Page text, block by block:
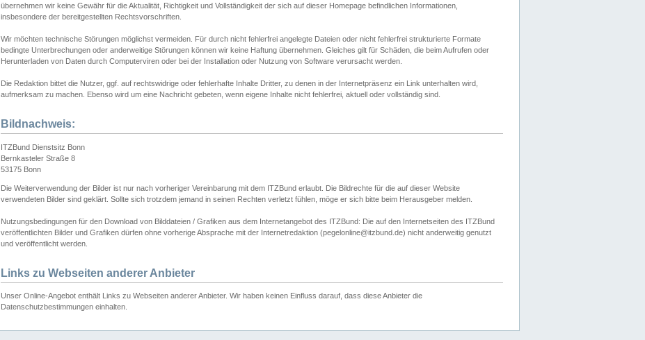
übernehmen wir keine Gewähr für die Aktualität, Richtigkeit und Vollständigkeit der sich auf dieser Homepage befindlichen Informationen,
insbesondere der bereitgestellten Rechtsvorschriften.
Wir möchten technische Störungen möglichst vermeiden. Für durch nicht fehlerfrei angelegte Dateien oder nicht fehlerfrei strukturierte Formate
bedingte Unterbrechungen oder anderweitige Störungen können wir keine Haftung übernehmen. Gleiches gilt für Schäden, die beim Aufrufen oder
Herunterladen von Daten durch Computerviren oder bei der Installation oder Nutzung von Software verursacht werden.
Die Redaktion bittet die Nutzer, ggf. auf rechtswidrige oder fehlerhafte Inhalte Dritter, zu denen in der Internetpräsenz ein Link unterhalten wird,
aufmerksam zu machen. Ebenso wird um eine Nachricht gebeten, wenn eigene Inhalte nicht fehlerfrei, aktuell oder vollständig sind.
Bildnachweis:
ITZBund Dienstsitz Bonn
Bernkasteler Straße 8
53175 Bonn
Die Weiterverwendung der Bilder ist nur nach vorheriger Vereinbarung mit dem ITZBund erlaubt. Die Bildrechte für die auf dieser Website
verwendeten Bilder sind geklärt. Sollte sich trotzdem jemand in seinen Rechten verletzt fühlen, möge er sich bitte beim Herausgeber melden.
Nutzungsbedingungen für den Download von Bilddateien / Grafiken aus dem Internetangebot des ITZBund: Die auf den Internetseiten des ITZBund
veröffentlichten Bilder und Grafiken dürfen ohne vorherige Absprache mit der Internetredaktion (pegelonline@itzbund.de) nicht anderweitig genutzt
und veröffentlicht werden.
Links zu Webseiten anderer Anbieter
Unser Online-Angebot enthält Links zu Webseiten anderer Anbieter. Wir haben keinen Einfluss darauf, dass diese Anbieter die
Datenschutzbestimmungen einhalten.